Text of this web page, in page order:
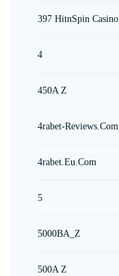
397 HitnSpin Casino
4
450A Z
4rabet-Reviews.com
4rabet.eu.com
5
5000BA_Z
500A Z